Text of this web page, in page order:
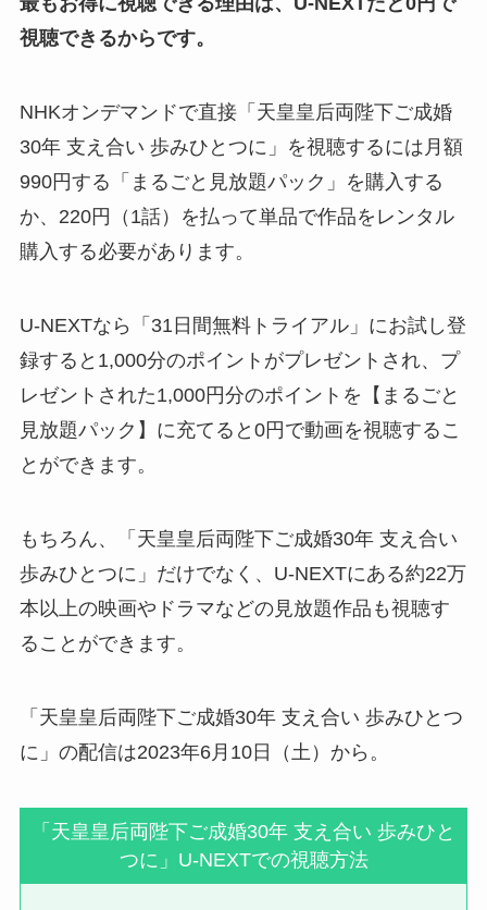
視聴できるからです。
NHKオンデマンドで直接「天皇皇后両陛下ご成婚
30年 支え合い 歩みひとつに」を視聴するには月額
990円する「まるごと見放題パック」を購入する
か、220円（1話）を払って単品で作品をレンタル
購入する必要があります。
U-NEXTなら「31日間無料トライアル」にお試し登
録すると1,000分のポイントがプレゼントされ、プ
レゼントされた1,000円分のポイントを【まるごと
見放題パック】に充てると0円で動画を視聴するこ
とができます。
もちろん、「天皇皇后両陛下ご成婚30年 支え合い
歩みひとつに」だけでなく、U-NEXTにある約22万
本以上の映画やドラマなどの見放題作品も視聴す
ることができます。
「天皇皇后両陛下ご成婚30年 支え合い 歩みひとつ
に」の配信は2023年6月10日（土）から。
「天皇皇后両陛下ご成婚30年 支え合い 歩みひと
つに」U-NEXTでの視聴方法